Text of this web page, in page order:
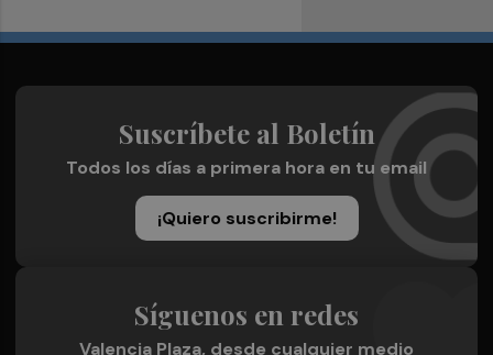
Suscríbete al Boletín
Todos los días a primera hora en tu email
¡Quiero suscribirme!
Síguenos en redes
Valencia Plaza, desde cualquier medio